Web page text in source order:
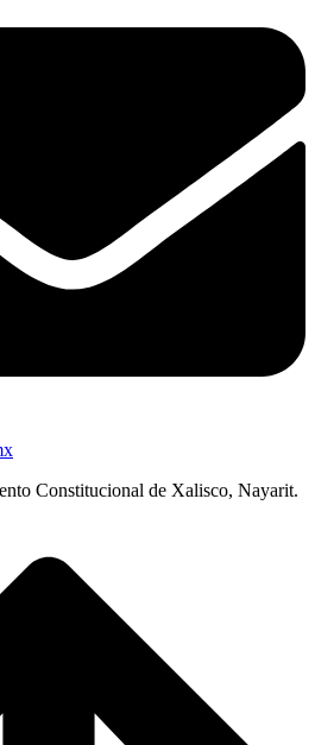
Constitucional de Xalisco, Nayarit.